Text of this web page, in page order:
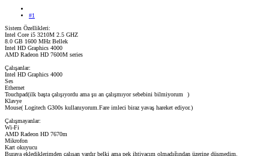
#1
Sistem Özellikleri:
Intel Core i5 3210M 2.5 GHZ
8.0 GB 1600 MHz Bellek
Intel HD Graphics 4000
AMD Radeon HD 7600M series
Çalışanlar:
Intel HD Graphics 4000
Ses
Ethernet
Touchpad(ilk başta çalışıyordu ama şu an çalışmıyor sebebini bilmiyorum
)
Klavye
Mouse( Logitech G300s kullanıyorum.Fare imleci biraz yavaş hareket ediyor.)
Çalışmayanlar:
Wi-Fi
AMD Radeon HD 7670m
Mikrofon
Kart okuyucu
Buraya eklediklerimden çalışan vardır belki ama pek ihtiyacım olmadığından üzerine düşmedim.